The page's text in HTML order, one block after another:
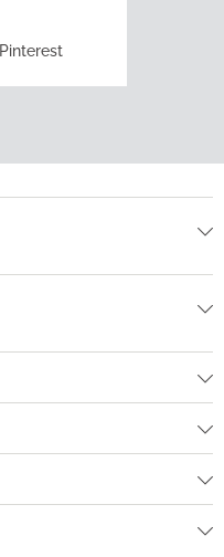
Pinterest